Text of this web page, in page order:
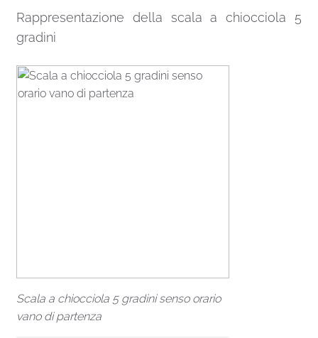
Rappresentazione della scala a chiocciola 5
gradini
Scala a chiocciola 5 gradini senso orario
vano di partenza